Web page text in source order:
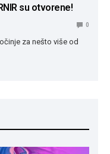
su otvorene!
0
za nešto više od